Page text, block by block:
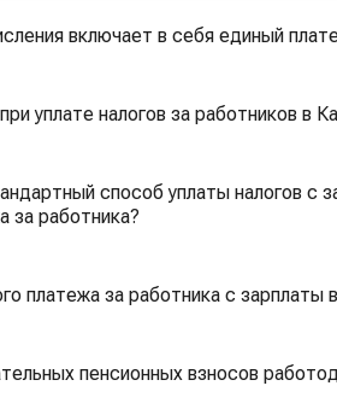
включает в себя единый
уплате налогов за работников в
способ уплаты налогов с
за работника?
платежа за работника с зарплаты
пенсионных взносов